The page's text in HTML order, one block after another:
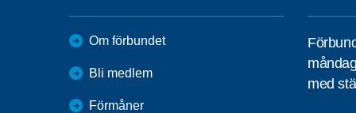
Om förbundet
Bli medlem
Förmåner
med